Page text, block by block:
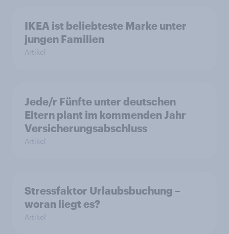
IKEA ist beliebteste Marke unter
jungen Familien
Artikel
Jede/r Fünfte unter deutschen
Eltern plant im kommenden Jahr
Versicherungsabschluss
Artikel
Stressfaktor Urlaubsbuchung –
woran liegt es?
Artikel